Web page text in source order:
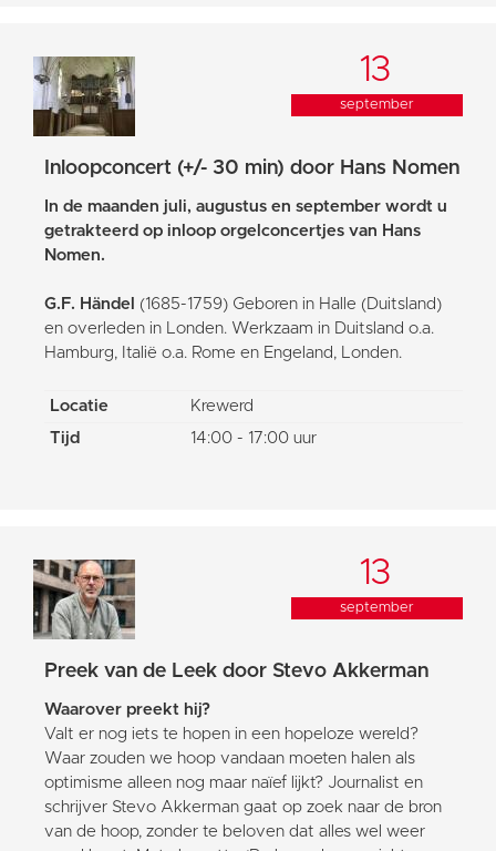
13
september
Inloopconcert (+/- 30 min) door Hans Nomen
In de maanden juli, augustus en september wordt u
getrakteerd op inloop orgelconcertjes van Hans
Nomen.
G.F. Händel
(1685-1759) Geboren in Halle (Duitsland)
en overleden in Londen. Werkzaam in Duitsland o.a.
Hamburg, Italië o.a. Rome en Engeland, Londen.
Locatie
Krewerd
Tijd
14:00 - 17:00 uur
13
september
Preek van de Leek door Stevo Akkerman
Waarover preekt hij?
Valt er nog iets te hopen in een hopeloze wereld?
Waar zouden we hoop vandaan moeten halen als
optimisme alleen nog maar naïef lijkt? Journalist en
schrijver Stevo Akkerman gaat op zoek naar de bron
van de hoop, zonder te beloven dat alles wel weer